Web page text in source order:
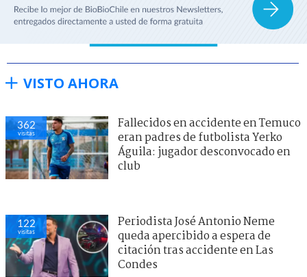
VISTO AHORA
362
visitas
Fallecidos en accidente en Temuco
eran padres de futbolista Yerko
Águila: jugador desconvocado en
club
122
visitas
Periodista José Antonio Neme
queda apercibido a espera de
citación tras accidente en Las
Condes